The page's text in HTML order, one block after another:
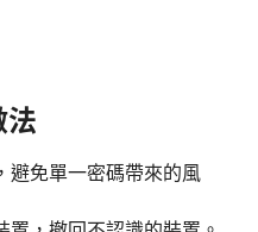
法
避免單一密碼帶來的風